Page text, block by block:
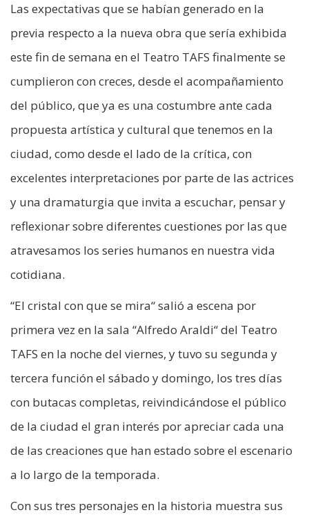
Las expectativas que se habían generado en la
previa respecto a la nueva obra que sería exhibida
este fin de semana en el Teatro TAFS finalmente se
cumplieron con creces, desde el acompañamiento
del público, que ya es una costumbre ante cada
propuesta artística y cultural que tenemos en la
ciudad, como desde el lado de la crítica, con
excelentes interpretaciones por parte de las actrices
y una dramaturgia que invita a escuchar, pensar y
reflexionar sobre diferentes cuestiones por las que
atravesamos los series humanos en nuestra vida
cotidiana.
“El cristal con que se mira“ salió a escena por
primera vez en la sala “Alfredo Araldi“ del Teatro
TAFS en la noche del viernes, y tuvo su segunda y
tercera función el sábado y domingo, los tres días
con butacas completas, reivindicándose el público
de la ciudad el gran interés por apreciar cada una
de las creaciones que han estado sobre el escenario
a lo largo de la temporada.
Con sus tres personajes en la historia muestra sus